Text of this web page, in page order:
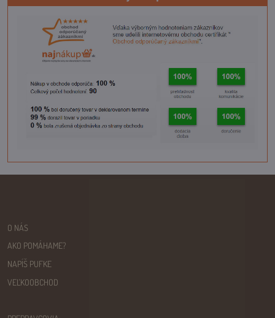
O NÁS
AKO POMÁHAME?
NAPÍŠ PUFKE
VEĽKOOBCHOD